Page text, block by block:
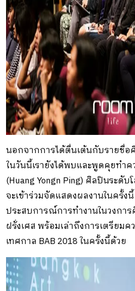
นอกจากการได้ตื่นเต้นกับรายชื่อ
ในวันนี้เรายังได้พบและพูดคุยทำค
(Huang Yongn Ping) ศิลปินระดั
จะเข้าร่วมจัดแสดงผลงานในครั้ง
ประสบการณ์การทำงานในวงกา
ฝรั่งเศส พร้อมเล่าถึงการเตรียม
เทศกาล BAB 2018 ในครั้งนี้ด้วย